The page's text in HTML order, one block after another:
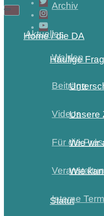
Archiv
Aktuelles
Wahlen
Beiträge
Videos
Für die
Interne
Navigations-
Navigations-
Home / die DA
Häufige
Unsere
Wie wir
Wie
Statut